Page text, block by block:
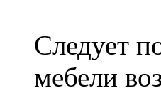
Следует
мебели